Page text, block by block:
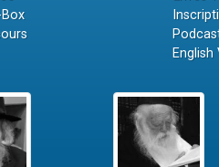
English